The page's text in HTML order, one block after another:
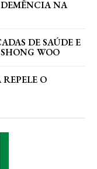
DEMÊNCIA NA
DE SAÚDE E
WOO
O